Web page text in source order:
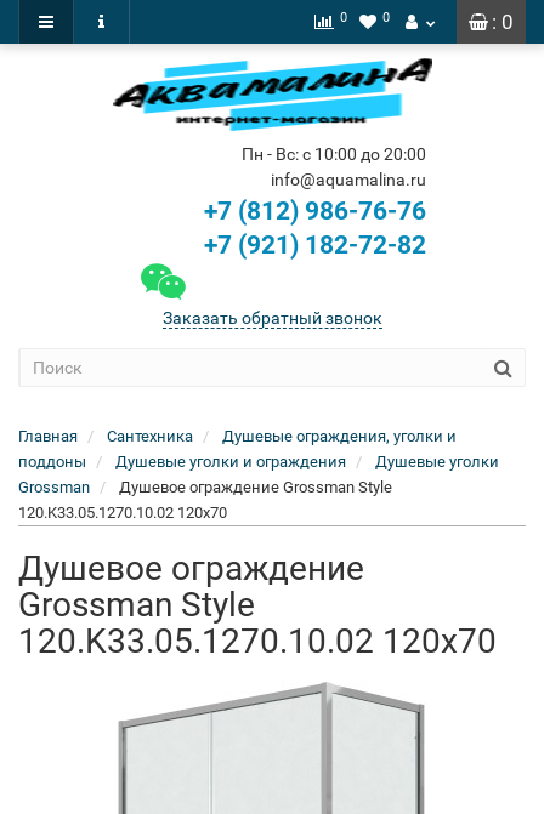
: 0
0 0
Пн - Вс: с 10:00 до 20:00
info@aquamalina.ru
+7 (812) 986-76-76
+7 (921) 182-72-82
Заказать обратный звонок
Главная Сантехника
Душевые ограждения, уголки и
поддоны
Душевые уголки и ограждения
Душевые уголки
Grossman
Душевое ограждение Grossman Style
120.K33.05.1270.10.02 120x70
Душевое ограждение
Grossman Style
120.K33.05.1270.10.02 120x70